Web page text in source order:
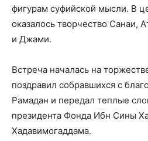
фигурам суфийской мысли. В
оказалось творчество Санаи,
и Джами.
Встреча началась на
поздравил собравшихся с
Рамадан и передал теплые
президента Фонда Ибн Сины
Хадавимогаддама.